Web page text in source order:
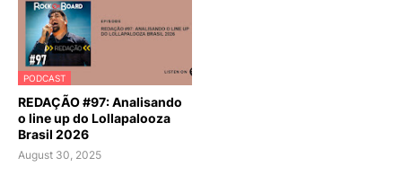
PODCAST
REDAÇÃO #97: Analisando
o line up do Lollapalooza
Brasil 2026
August 30, 2025